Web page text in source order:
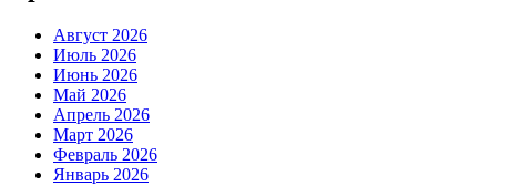
Август 2026
Июль 2026
Июнь 2026
Май 2026
Апрель 2026
Март 2026
Февраль 2026
Январь 2026